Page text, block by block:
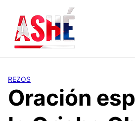
contenido
REZOS
Oración